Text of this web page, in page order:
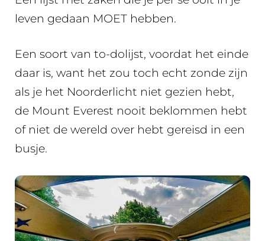
leven gedaan MOET hebben.
Een soort van to-dolijst, voordat het einde
daar is, want het zou toch echt zonde zijn
als je het Noorderlicht niet gezien hebt,
de Mount Everest nooit beklommen hebt
of niet de wereld over hebt gereisd in een
busje.